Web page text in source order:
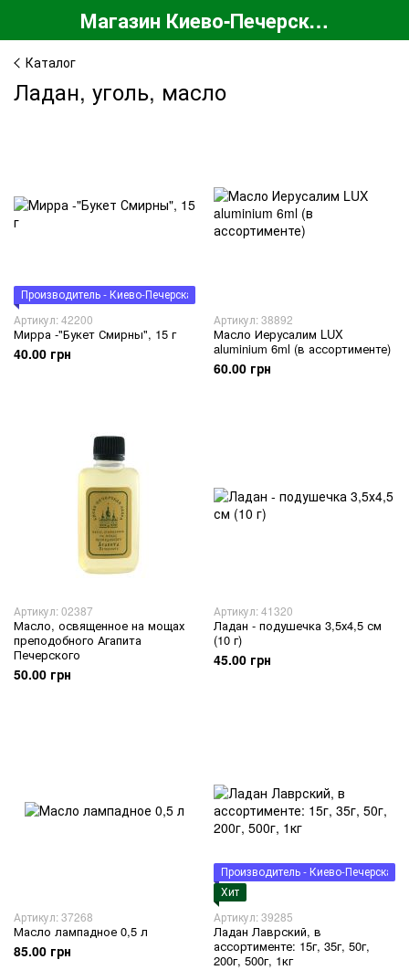
Магазин Киево-Печерской Лавры
Каталог
Ладан, уголь, масло
Производитель - Киево-Печерская Лавра
Артикул: 42200
Мирра -"Букет Смирны", 15 г
40.00 грн
Артикул: 38892
Масло Иерусалим LUX
aluminium 6ml (в ассортименте)
60.00 грн
Артикул: 02387
Масло, освященное на мощах
преподобного Агапита
Печерского
50.00 грн
Артикул: 41320
Ладан - подушечка 3,5х4,5 см
(10 г)
45.00 грн
Артикул: 37268
Масло лампадное 0,5 л
85.00 грн
Производитель - Киево-Печерская
Хит
Артикул: 39285
Ладан Лаврский, в
ассортименте: 15г, 35г, 50г,
200г, 500г, 1кг